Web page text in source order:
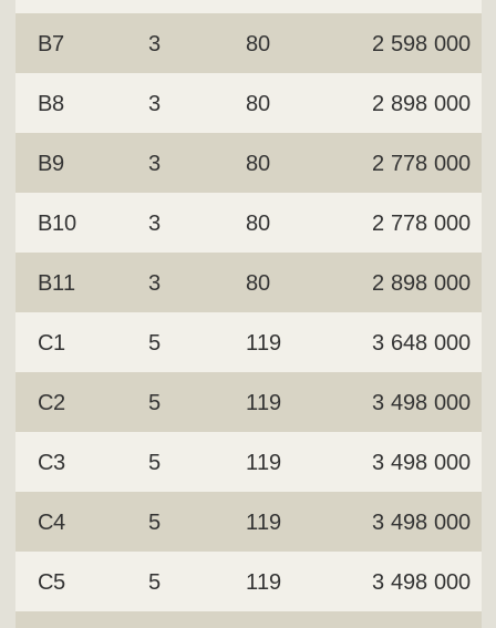
B7 3 80 2 598 000
B8 3 80 2 898 000
B9 3 80 2 778 000
B10 3 80 2 778 000
B11 3 80 2 898 000
C1 5 119 3 648 000
C2 5 119 3 498 000
C3 5 119 3 498 000
C4 5 119 3 498 000
C5 5 119 3 498 000